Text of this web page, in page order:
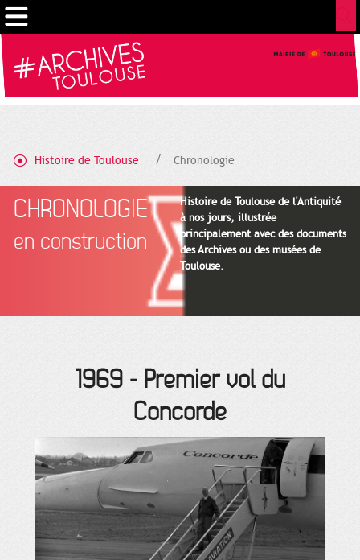
Histoire de Toulouse Chronologie
CHRONOLOGIE
en construction
Histoire de Toulouse de l'Antiquité
à nos jours, illustrée
principalement avec des documents
des Archives ou des musées de
Toulouse.
1969- Premier vol du
Concorde
Cookies management panel